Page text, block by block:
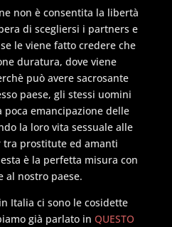
non è consentita la libertà
di scegliersi i partners e
le viene fatto credere che
duratura, dove viene
può avere sacrosante
paese, gli stessi uomini
emancipazione delle
la loro vita sessuale alle
prostitute ed amanti
è la perfetta misura con
al nostro paese.
Italia ci sono le cosidette
già parlato in QUESTO